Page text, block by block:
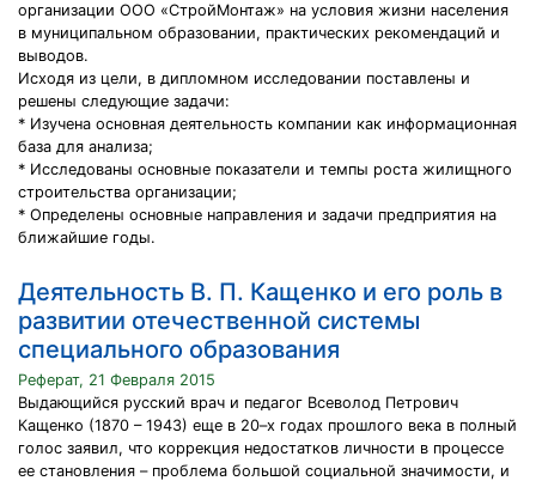
организации ООО «СтройМонтаж» на условия жизни населения
в муниципальном образовании, практических рекомендаций и
выводов.
Исходя из цели, в дипломном исследовании поставлены и
решены следующие задачи:
* Изучена основная деятельность компании как информационная
база для анализа;
* Исследованы основные показатели и темпы роста жилищного
строительства организации;
* Определены основные направления и задачи предприятия на
ближайшие годы.
Деятельность В. П. Кащенко и его роль в
развитии отечественной системы
специального образования
Реферат, 21 Февраля 2015
Выдающийся русский врач и педагог Всеволод Петрович
Кащенко (1870 – 1943) еще в 20–х годах прошлого века в полный
голос заявил, что коррекция недостатков личности в процессе
ее становления – проблема большой социальной значимости, и